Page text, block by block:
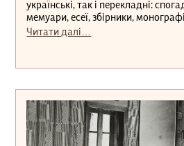
українські, так і перекладні:
мемуари, есеї, збірники,
Читати далі…